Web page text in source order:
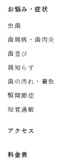
お悩み・症状
虫歯
歯周病・歯肉炎
歯並び
親知らず
歯の汚れ・着色
顎関節症
知覚過敏
アクセス
料金表